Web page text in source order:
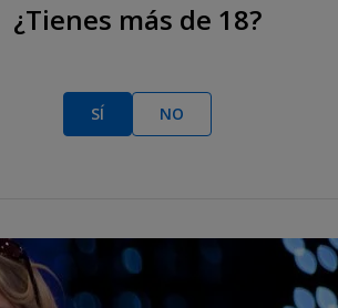
dejó momentos imborrables en su
del planeta y el que corona al
que todos los demás torneos, por lo que
muchas mujeres a sumarse al juego y
¿Tienes más de 18?
SÍ NO